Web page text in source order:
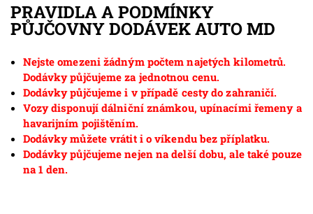
PRAVIDLA A PODMÍNKY
PŮJČOVNY DODÁVEK AUTO MD
Nejste omezeni žádným počtem najetých kilometrů.
Dodávky půjčujeme za jednotnou cenu.
Dodávky půjčujeme i v případě cesty do zahraničí.
Vozy disponují dálniční známkou, upínacími řemeny a
havarijním pojištěním.
Dodávky můžete vrátit i o víkendu bez příplatku.
Dodávky půjčujeme nejen na delší dobu, ale také pouze
na 1 den.